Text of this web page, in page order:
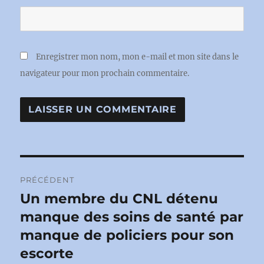
Enregistrer mon nom, mon e-mail et mon site dans le
navigateur pour mon prochain commentaire.
de
l’article
PRÉCÉDENT
Publication
précédente :
Un membre du CNL détenu
manque des soins de santé par
manque de policiers pour son
escorte